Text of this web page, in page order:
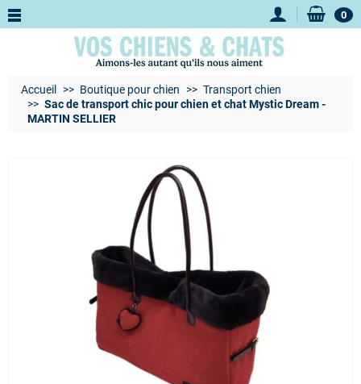
0
Accueil Boutique pour chien
Transport chien
Sac de transport chic pour chien et chat Mystic Dream -
MARTIN SELLIER